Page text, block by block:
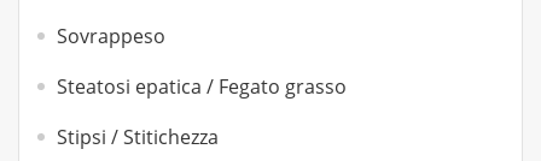
Sovrappeso
Steatosi epatica / Fegato grasso
Stipsi / Stitichezza